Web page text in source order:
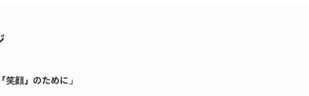
笑顔』のために」